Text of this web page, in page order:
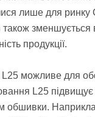
лише для ринку
зменшується
продукції.
L25 можливе для
L25 підвищує
обшивки.